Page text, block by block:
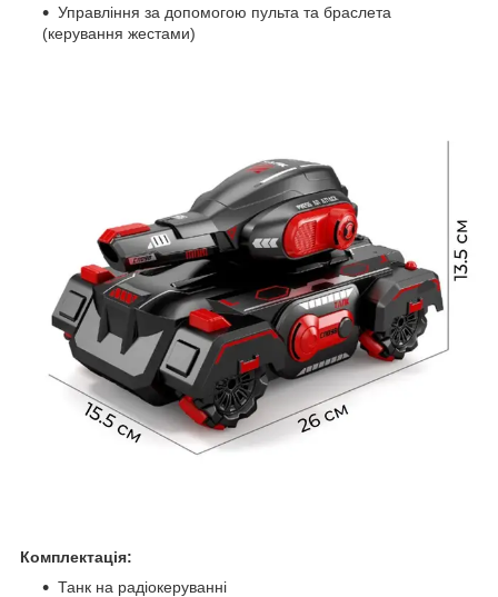
Управління за допомогою пульта та браслета
(керування жестами)
Комплектація:
Танк на радіокеруванні